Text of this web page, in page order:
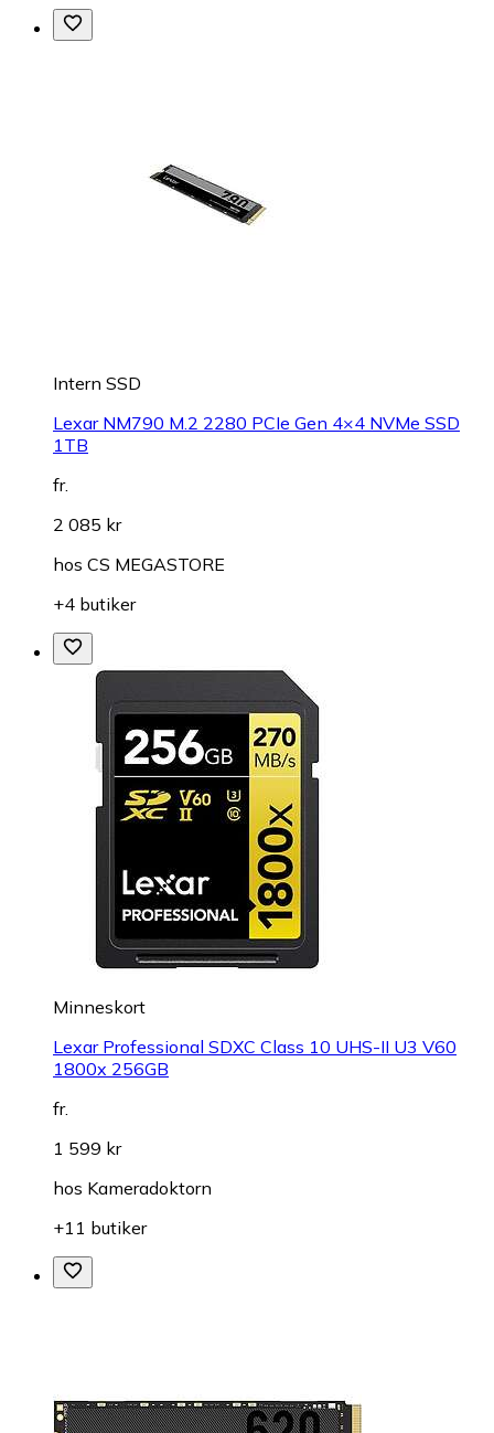
Intern SSD
Lexar NM790 M.2 2280 PCIe Gen 4×4 NVMe SSD
1TB
fr.
2 085 kr
hos CS MEGASTORE
+4 butiker
Minneskort
Lexar Professional SDXC Class 10 UHS-II U3 V60
1800x 256GB
fr.
1 599 kr
hos Kameradoktorn
+11 butiker